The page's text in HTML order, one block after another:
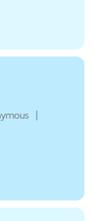
|